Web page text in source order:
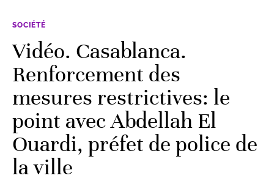
SOCIÉTÉ
Vidéo. Casablanca.
Renforcement des
mesures restrictives: le
point avec Abdellah El
Ouardi, préfet de police de
la ville